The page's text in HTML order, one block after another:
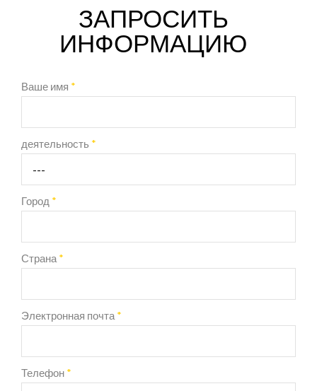
ЗАПРОСИТЬ
ИНФОРМАЦИЮ
Ваше имя *
деятельность *
Город *
Страна *
Электронная почта *
Телефон *